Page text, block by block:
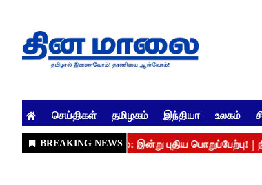
செய்திகள் தமிழகம் இந்தியா உலகம்